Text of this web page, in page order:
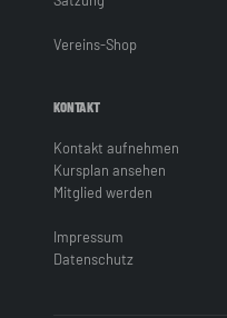
Vereins-Shop
KONTAKT
Kontakt aufnehmen
Kursplan ansehen
Mitglied werden
Impressum
Datenschutz